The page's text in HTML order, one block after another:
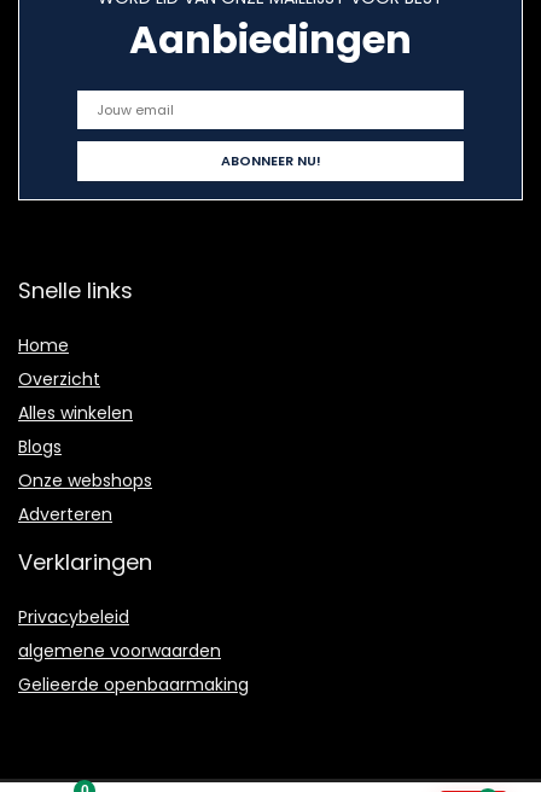
Aanbiedingen
Snelle links
Home
Overzicht
Alles winkelen
Blogs
Onze webshops
Adverteren
Verklaringen
Privacybeleid
algemene voorwaarden
Gelieerde openbaarmaking